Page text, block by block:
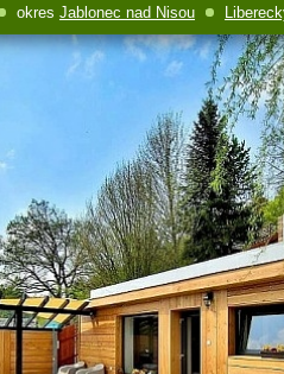
okres Jablonec nad Nisou